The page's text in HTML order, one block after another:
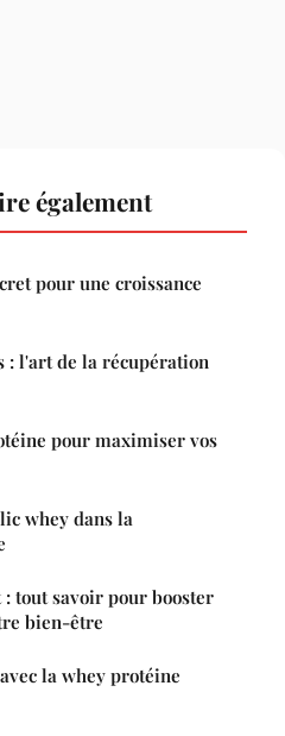
également
pour une croissance
: l'art de la récupération
pour maximiser vos
whey dans la
tout savoir pour booster
bien-être
la whey protéine